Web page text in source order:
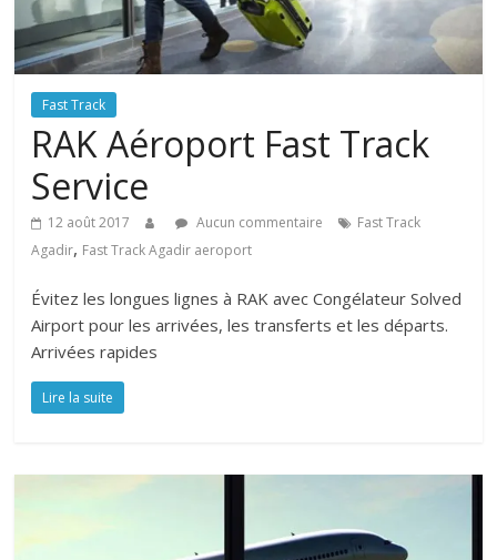
Fast Track
RAK Aéroport Fast Track
Service
12 août 2017 Aucun commentaire
Fast Track
Agadir, Fast Track Agadir aeroport
Évitez les longues lignes à RAK avec Congélateur Solved
Airport pour les arrivées, les transferts et les départs.
Arrivées rapides
Lire la suite